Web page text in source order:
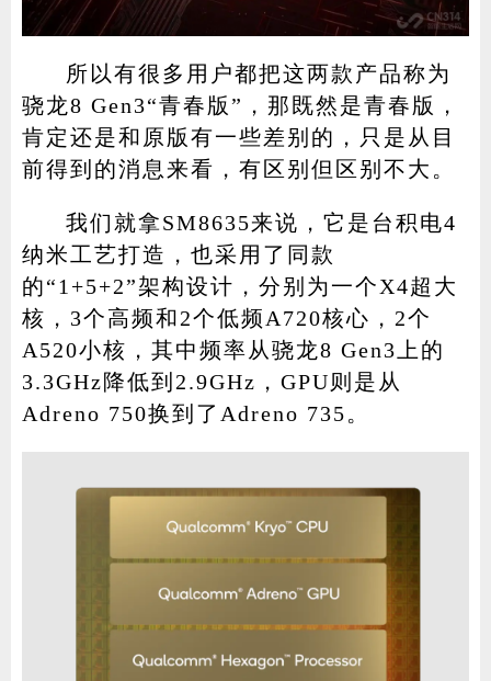
所以有很多用户都把这两款产品称为
骁龙8 Gen3“青春版”，那既然是青春版，
肯定还是和原版有一些差别的，只是从目
前得到的消息来看，有区别但区别不大。
我们就拿SM8635来说，它是台积电4
纳米工艺打造，也采用了同款
的“1+5+2”架构设计，分别为一个X4超大
核，3个高频和2个低频A720核心，2个
A520小核，其中频率从骁龙8 Gen3上的
3.3GHz降低到2.9GHz，GPU则是从
Adreno 750换到了Adreno 735。